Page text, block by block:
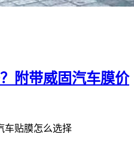
附带威固汽车膜价
车贴膜怎么选择